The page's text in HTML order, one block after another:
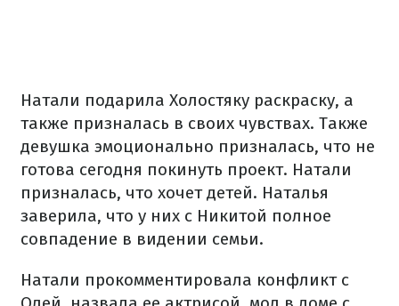
Натали подарила Холостяку раскраску, а
также призналась в своих чувствах. Также
девушка эмоционально призналась, что не
готова сегодня покинуть проект. Натали
призналась, что хочет детей. Наталья
заверила, что у них с Никитой полное
совпадение в видении семьи.
Натали прокомментировала конфликт с